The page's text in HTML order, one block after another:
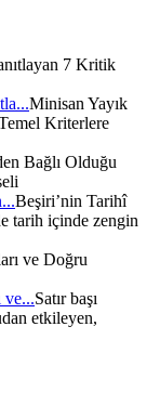
Minisan Yayık
Kriterlere
Beşiri’nin Tarihî
tarih içinde zengin
ve...Satır başı
etkileyen,